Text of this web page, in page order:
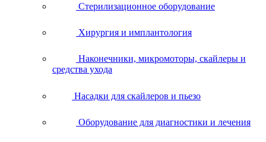
Стерилизационное оборудование
Хирургия и имплантология
Наконечники, микромоторы, скайлеры и
средства ухода
Насадки для скайлеров и пьезо
Оборудование для диагностики и лечения